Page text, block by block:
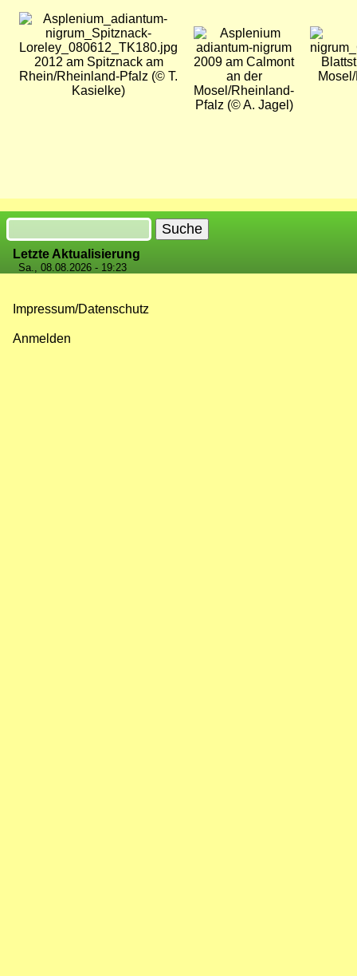
Bild
2012 am Spitznack am
Rhein/Rheinland-Pfalz (© T.
Kasielke)
Bild
2009 am Calmont
an der
Mosel/Rheinland-
Pfalz (© A. Jagel)
Bild
Suche
Letzte Aktualisierung
Sa., 08.08.2026 - 19:23
Impressum/Datenschutz
Anmelden